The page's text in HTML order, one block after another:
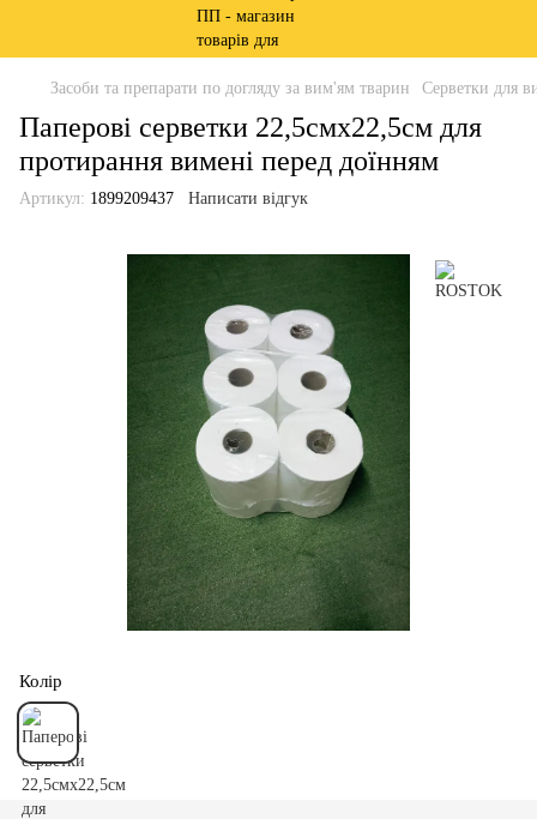
Засоби та препарати по догляду за вим'ям тварин Серветки для
Паперові серветки 22,5смх22,5см для
протирання вимені перед доїнням
Артикул: 1899209437 Написати відгук
Колір